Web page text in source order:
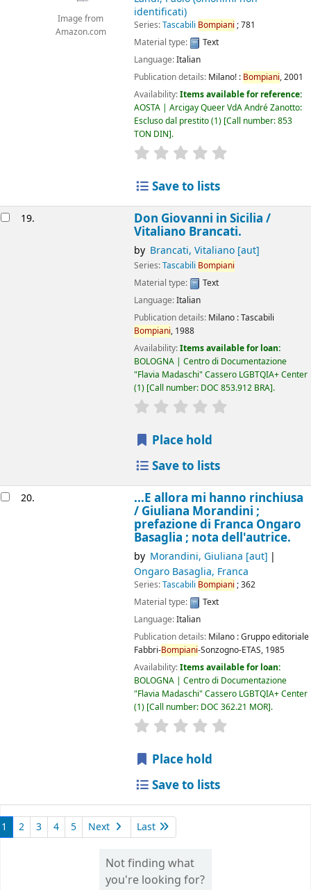
Image from
Amazon.com
identificati)
Series:Tascabili Bompiani ; 781
Material type:
Text
Language:Italian
Publication details: Milano! : Bompiani,2001
Availability:Items available for reference:
AOSTA | Arcigay Queer VdA André Zanotto:
Escluso dal prestito(1) Call number:853
TON DIN .
star rating
Save to lists
19. Don Giovanni in Sicilia /
Vitaliano Brancati.
by Brancati, Vitaliano[aut]
Series:Tascabili Bompiani
Material type:
Text
Language:Italian
Publication details: Milano :Tascabili
Bompiani, 1988
Availability:Items available for loan:
BOLOGNA | Centro di Documentazione
"Flavia Madaschi" Cassero LGBTQIA+ Center
(1) Call number: DOC 853.912 BRA .
star rating
Place hold
Save to lists
20. ...E allora mi hanno rinchiusa
/ Giuliana Morandini ;
prefazione di Franca Ongaro
Basaglia ; nota dell'autrice.
by Morandini, Giuliana [aut]
Ongaro Basaglia, Franca
Series:Tascabili Bompiani ; 362
Material type:
Text
Language:Italian
Publication details: Milano :Gruppo editoriale
Fabbri-Bompiani-Sonzogno-ETAS, 1985
Availability:Items available for loan:
BOLOGNA | Centro di Documentazione
"Flavia Madaschi" Cassero LGBTQIA+ Center
(1) Call number: DOC 362.21 MOR .
star rating
Place hold
Save to lists
1 2 3 4 5 Next Last
Not finding what
you're looking for?